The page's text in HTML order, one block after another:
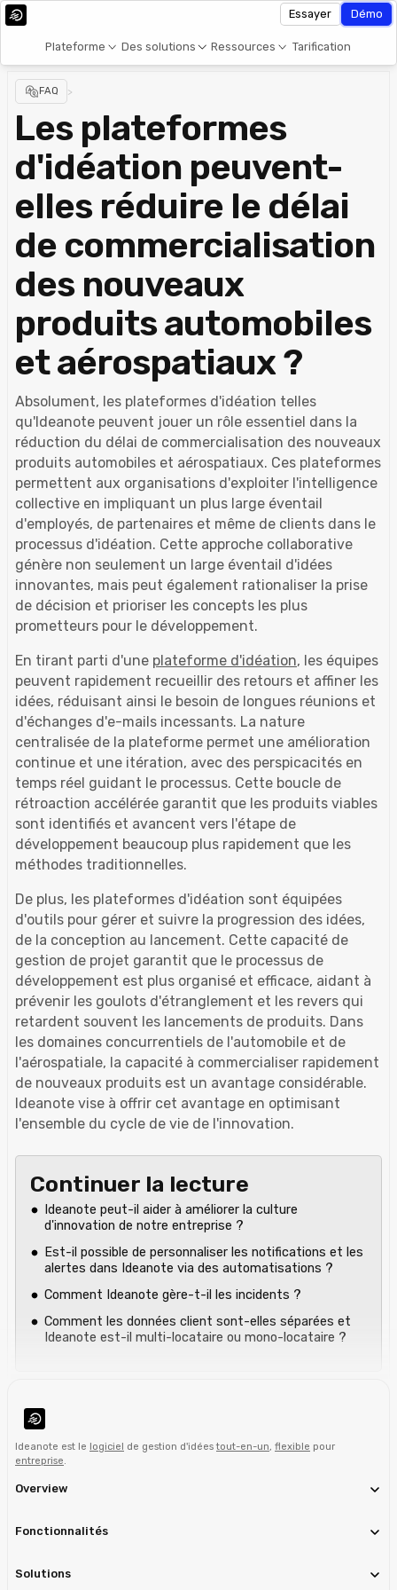
Plateforme Des solutions Ressources Tarification
Essayer Démo
FAQ >
Les plateformes
d'idéation peuvent-
elles réduire le délai
de commercialisation
des nouveaux
produits automobiles
et aérospatiaux ?
Absolument, les plateformes d'idéation telles
qu'Ideanote peuvent jouer un rôle essentiel dans la
réduction du délai de commercialisation des nouveaux
produits automobiles et aérospatiaux. Ces plateformes
permettent aux organisations d'exploiter l'intelligence
collective en impliquant un plus large éventail
d'employés, de partenaires et même de clients dans le
processus d'idéation. Cette approche collaborative
génère non seulement un large éventail d'idées
innovantes, mais peut également rationaliser la prise
de décision et prioriser les concepts les plus
prometteurs pour le développement.
En tirant parti d'une plateforme d'idéation, les équipes
peuvent rapidement recueillir des retours et affiner les
idées, réduisant ainsi le besoin de longues réunions et
d'échanges d'e-mails incessants. La nature
centralisée de la plateforme permet une amélioration
continue et une itération, avec des perspicacités en
temps réel guidant le processus. Cette boucle de
rétroaction accélérée garantit que les produits viables
sont identifiés et avancent vers l'étape de
développement beaucoup plus rapidement que les
méthodes traditionnelles.
De plus, les plateformes d'idéation sont équipées
d'outils pour gérer et suivre la progression des idées,
de la conception au lancement. Cette capacité de
gestion de projet garantit que le processus de
développement est plus organisé et efficace, aidant à
prévenir les goulots d'étranglement et les revers qui
retardent souvent les lancements de produits. Dans
les domaines concurrentiels de l'automobile et de
l'aérospatiale, la capacité à commercialiser rapidement
de nouveaux produits est un avantage considérable.
Ideanote vise à offrir cet avantage en optimisant
l'ensemble du cycle de vie de l'innovation.
Continuer la lecture
Ideanote peut-il aider à améliorer la culture
d'innovation de notre entreprise ?
Est-il possible de personnaliser les notifications et les
alertes dans Ideanote via des automatisations ?
Comment Ideanote gère-t-il les incidents ?
Comment les données client sont-elles séparées et
Ideanote est-il multi-locataire ou mono-locataire ?
Ideanote est le logiciel de gestion d'idéestout-en-un flexible pour
entreprise
Overview
Fonctionnalités
Solutions